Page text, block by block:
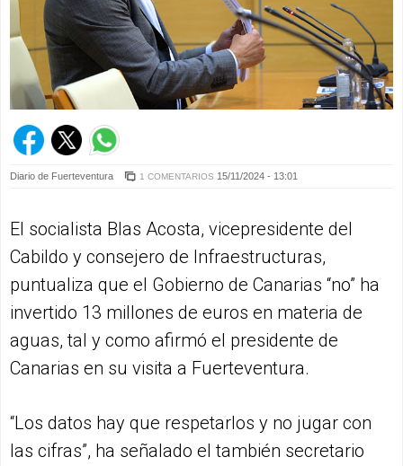
Diario de Fuerteventura 1 COMENTARIOS 15/11/2024 - 13:01
El socialista Blas Acosta, vicepresidente del
Cabildo y consejero de Infraestructuras,
puntualiza que el Gobierno de Canarias “no” ha
invertido 13 millones de euros en materia de
aguas, tal y como afirmó el presidente de
Canarias en su visita a Fuerteventura.
“Los datos hay que respetarlos y no jugar con
las cifras”, ha señalado el también secretario